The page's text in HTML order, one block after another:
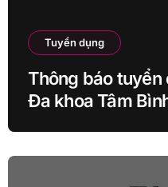
Tuyển dụng
Thông báo tuyển
Đa khoa Tâm